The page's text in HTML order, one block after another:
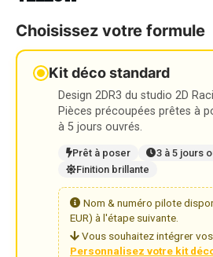
Choisissez votre formule
Kit déco standard
Design 2DR3 du studio 2D
Pièces précoupées prêtes à
à 5 jours ouvrés.
Prêt à poser
3 à 5 jours
Finition brillante
Nom & numéro pilote
EUR) à l'étape suivante.
Vous souhaitez intégrer
Personnalisez votre kit